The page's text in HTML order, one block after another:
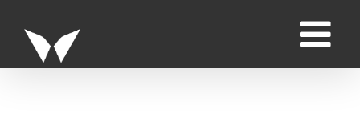
contenido